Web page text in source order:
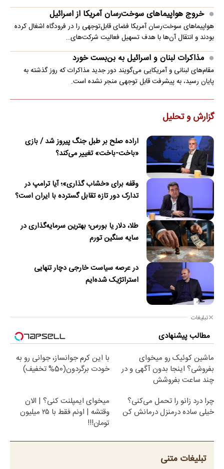
خروج هواپیماهای سوخت‌رسان آمریکا از اسرائیل
هواپیماهای سوخت‌رسان آمریکا فضای قابل‌توجهی را در فرودگاه اشغال کرده
بودند و انتقال آن‌ها با هدف تسهیل فعالیت شرکت‌های…
مذاکرات لبنان و اسرائیل به بن‌بست خورد
مقام‌های لبنانی و آمریکایی می‌گویند دور جدید مذاکرات که روز گذشته به
پایان رسید، به پیشرفت قابل توجهی منجر نشده است.
گزارش و تحلیل
اراده صلح بر طبل جنگ پیروز شد / بازی
«باخت-باخت» تغییر می‌کند؟
وقفه برای «خشاب گذاری»؛ آیا ترامپ در
تدارک دور تازه تقابل گسترده با ایران است؟
طلا، دلار یا بورس؛ بهترین سرمایه‌گذاری در
سایه سنگین تورم
در عرصه سیاست خارجی دچار تنهایی
استراتژیک شده‌ایم
تبلیغات
مطالب پیشنهادی
ماشین کوئیک رو میخوای
بفروشی؟ اینجا بدون آگهی و در
چند ساعت بفروشش
با این کرم جوانساز، جوانی رو به
خودت برگردون(50% تخفیف)
چرا درد زانو را تحمل می‌کنی؟
خیلی ساده درمنزل درمانش کن
میخوای ایمپلنت کنی؟ | الان
وقتشه | اونم فقط با ۲۵ میلیون
تومان!!!
تبلیغات متنی